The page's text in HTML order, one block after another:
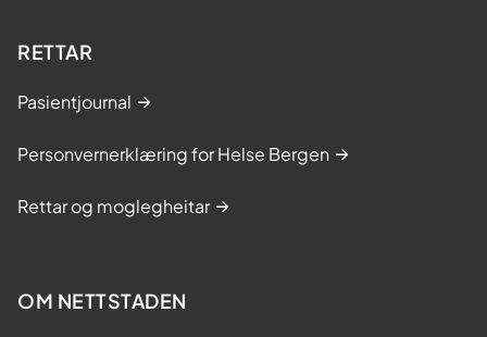
RETTAR
Pasientjournal
Personvernerklæring for Helse Bergen
Rettar og moglegheitar
OM NETTSTADEN